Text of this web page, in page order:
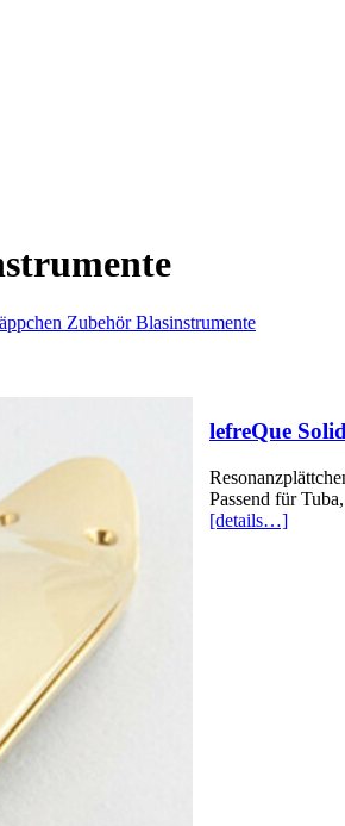
Zubehör Blasinstrumente
lefreQue
Passend für
[details…]